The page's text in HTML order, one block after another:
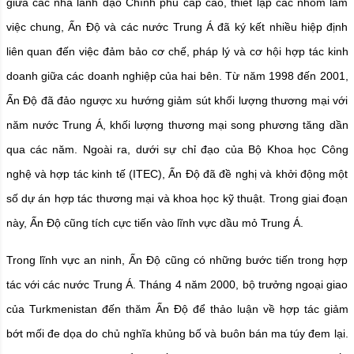
giữa các nhà lãnh đạo Chính phủ cấp cao, thiết lập các nhóm làm
việc chung, Ấn Độ và các nước Trung Á đã ký kết nhiều hiệp định
liên quan đến việc đảm bảo cơ chế, pháp lý và cơ hội hợp tác kinh
doanh giữa các doanh nghiệp của hai bên. Từ năm 1998 đến 2001,
Ấn Độ đã đảo ngược xu hướng giảm sút khối lượng thương mại với
năm nước Trung Á, khối lượng thương mại song phương tăng dần
qua các năm. Ngoài ra, dưới sự chỉ đạo của Bộ Khoa học Công
nghệ và hợp tác kinh tế (ITEC), Ấn Độ đã đề nghị và khởi động một
số dự án hợp tác thương mại và khoa học kỹ thuật. Trong giai đoạn
này, Ấn Độ cũng tích cực tiến vào lĩnh vực dầu mỏ Trung Á.
Trong lĩnh vực an ninh, Ấn Độ cũng có những bước tiến trong hợp
tác với các nước Trung Á. Tháng 4 năm 2000, bộ trưởng ngoại giao
của Turkmenistan đến thăm Ấn Độ để thảo luận về hợp tác giảm
bớt mối đe dọa do chủ nghĩa khủng bố và buôn bán ma túy đem lại.